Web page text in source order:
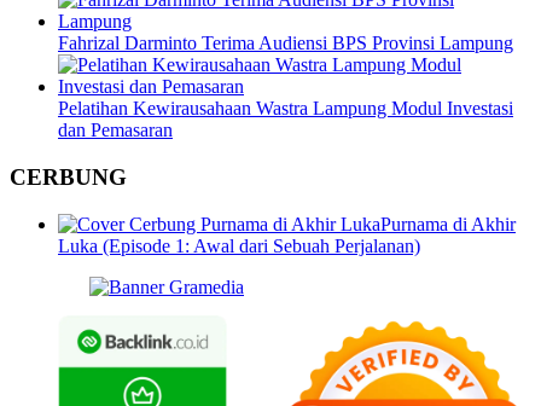
Fahrizal Darminto Terima Audiensi BPS Provinsi Lampung
Pelatihan Kewirausahaan Wastra Lampung Modul Investasi
dan Pemasaran
CERBUNG
Purnama di Akhir
Luka (Episode 1: Awal dari Sebuah Perjalanan)